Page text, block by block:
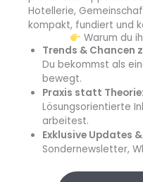
Kaiserschmarrn
wurden im Lauf der
die von der Karte
eine Onlinepetition
Stammgäste-Anteil von
unsere Karte relativ
Welche Zutaten sind für
Für unsere
Hotellerie,
kompakt, fundiert und
Warum du
Trends & Chancen
Du bekommst als
bewegt.
Praxis statt Theorie:
Lösungsorientierte
arbeitest.
Exklusive Updates
Sondernewsletter,